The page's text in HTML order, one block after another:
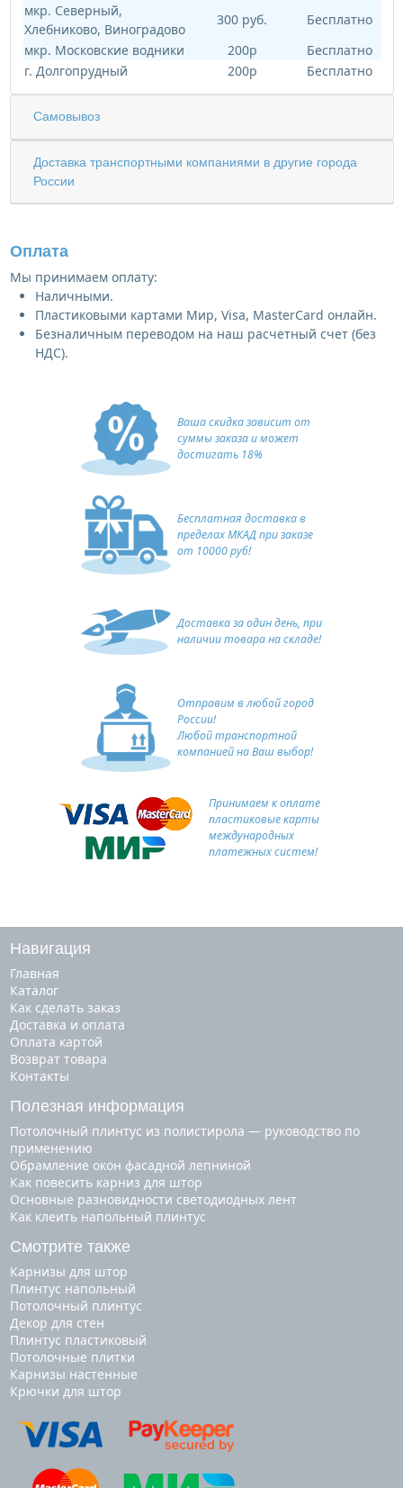
мкр. Северный,
Хлебниково, Виноградово
300 руб.
Бесплатно
мкр. Московские водники
200р
Бесплатно
г. Долгопрудный
200р Бесплатно
Самовывоз
Доставка транспортными компаниями в другие города
России
Оплата
Мы принимаем оплату:
Наличными.
Пластиковыми картами Мир, Visa, MasterCard онлайн.
Безналичным переводом на наш расчетный счет (без
НДС).
Ваша скидка зависит от
суммы заказа и может
достигать 18%
Бесплатная доставка в
пределах МКАД при заказе
от 10000 руб!
Доставка за один день, при
наличии товара на складе!
Отправим в любой город
России!
Любой транспортной
компанией на Ваш выбор!
Принимаем к оплате
пластиковые карты
международных
платежных систем!
Навигация
Главная
Каталог
Как сделать заказ
Доставка и оплата
Оплата картой
Возврат товара
Контакты
Полезная информация
Потолочный плинтус из полистирола — руководство по
применению
Обрамление окон фасадной лепниной
Как повесить карниз для штор
Основные разновидности светодиодных лент
Как клеить напольный плинтус
Смотрите также
карнизы для штор
плинтус напольный
потолочный плинтус
декор для стен
плинтус пластиковый
потолочные плитки
карнизы настенные
крючки для штор